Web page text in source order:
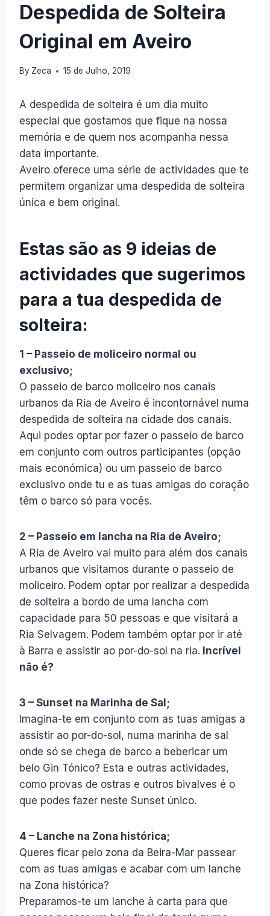
Despedida de Solteira
Original em Aveiro
By Zeca 15 de Julho, 2019
A despedida de solteira é um dia muito
especial que gostamos que fique na nossa
memória e de quem nos acompanha nessa
data importante.
Aveiro oferece uma série de actividades que te
permitem organizar uma despedida de solteira
única e bem original.
Estas são as 9 ideias de
actividades que sugerimos
para a tua despedida de
solteira:
1 – Passeio de moliceiro normal ou
exclusivo;
O passeio de barco moliceiro nos canais
urbanos da Ria de Aveiro é incontornável numa
despedida de solteira na cidade dos canais.
Aqui podes optar por fazer o passeio de barco
em conjunto com outros participantes (opção
mais económica) ou um passeio de barco
exclusivo onde tu e as tuas amigas do coração
têm o barco só para vocês.
2 – Passeio em lancha na Ria de Aveiro;
A Ria de Aveiro vai muito para além dos canais
urbanos que visitamos durante o passeio de
moliceiro. Podem optar por realizar a despedida
de solteira a bordo de uma lancha com
capacidade para 50 pessoas e que visitará a
Ria Selvagem. Podem também optar por ir até
à Barra e assistir ao por-do-sol na ria. Incrível
não é?
3 – Sunset na Marinha de Sal;
Imagina-te em conjunto com as tuas amigas a
assistir ao por-do-sol, numa marinha de sal
onde só se chega de barco a bebericar um
belo Gin Tónico? Esta e outras actividades,
como provas de ostras e outros bivalves é o
que podes fazer neste Sunset único.
4 – Lanche na Zona histórica;
Queres ficar pelo zona da Beira-Mar passear
com as tuas amigas e acabar com um lanche
na Zona histórica?
Preparamos-te um lanche à carta para que